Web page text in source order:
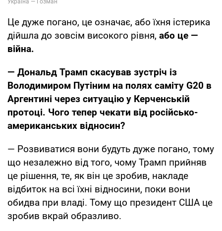
Це дуже погано, це означає, або їхня істерика
дійшла до зовсім високого рівня, або це —
війна.
— Дональд Трамп скасував зустріч із
Володимиром Путіним на полях саміту G20 в
Аргентині через ситуацію у Керченській
протоці. Чого тепер чекати від російсько-
американських відносин?
— Розвиватися вони будуть дуже погано, тому
що незалежно від того, чому Трамп прийняв
це рішення, те, як він це зробив, накладе
відбиток на всі їхні відносини, поки вони
обидва при владі. Тому що президент США це
зробив вкрай образливо.